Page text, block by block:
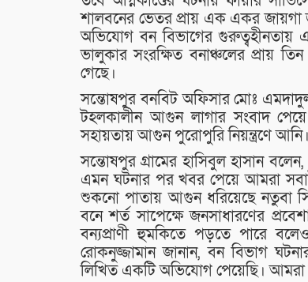
শালবনের ভেতর প্রায় এক একর জায়গা
অভিযোগ বন বিভাগের
ভালুকার সংরক্ষিত বনাঞ্চলের প্রায়
গেছে।
সন্তোষপুর বনবিট অফিসার মোঃ
টহলকালীন আগুন লাগার সংবাদ
সহায়তায় আগুন পুরোপুরি নিয়ন্ত্রণে
সন্তোষপুর গ্রামের হাসিবুল হাসান
এমন ঘটনার পর খবর পেয়ে আমরা
শুকনো পাতায় আগুন ধরিয়েছে নতুবা
বনে শর্ত সাপেক্ষে জনসাধারণের
বন্যপ্রাণী হুমকিতে পড়তে পারে
রোকনুজ্জামান জানান, বন বিভাগ
লিখিত একটি অভিযোগ পেয়েছি। আমরা